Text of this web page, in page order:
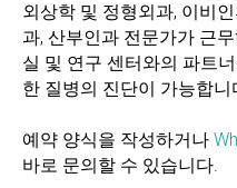
외상학 및 정형외과, 이비
과, 산부인과 전문가가 근
실 및 연구 센터와의 파트
한 질병의 진단이 가능합니
예약 양식을 작성하거나
바로 문의할 수 있습니다.